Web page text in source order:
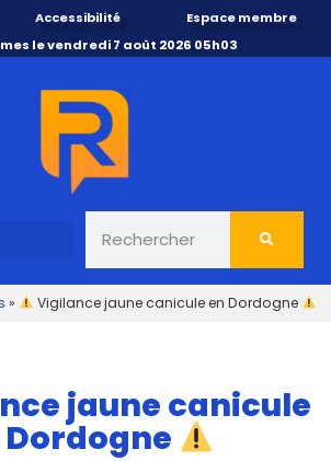
Accessibilité
Espace membre
le vendredi 7 août 2026 05h03
» Vigilance jaune canicule en Dordogne
jaune canicule
Dordogne